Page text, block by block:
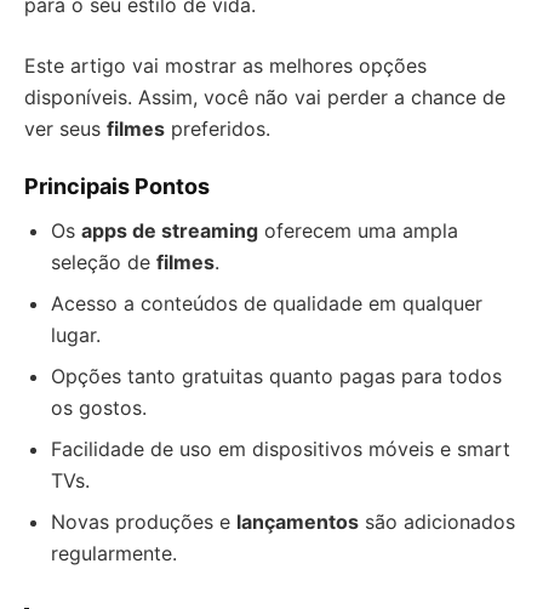
para o seu estilo de vida.
Este artigo vai mostrar as melhores opções
disponíveis. Assim, você não vai perder a chance de
ver seus filmes preferidos.
Principais Pontos
Os apps de streaming oferecem uma ampla
seleção de filmes.
Acesso a conteúdos de qualidade em qualquer
lugar.
Opções tanto gratuitas quanto pagas para todos
os gostos.
Facilidade de uso em dispositivos móveis e smart
TVs.
Novas produções e lançamentos são adicionados
regularmente.